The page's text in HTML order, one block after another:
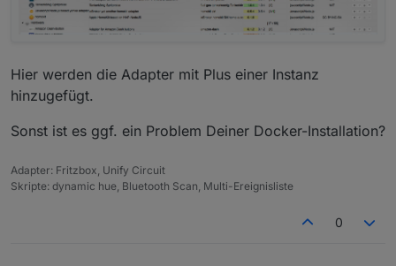
Hier werden die Adapter mit Plus einer Instanz
hinzugefügt.
Sonst ist es ggf. ein Problem Deiner Docker-Installation?
Adapter: Fritzbox, Unify Circuit
Skripte: dynamic hue, Bluetooth Scan, Multi-Ereignisliste
0